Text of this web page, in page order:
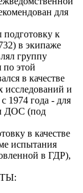
для
подготовку к
в экипаже
группу
по этой
в качестве
исследований и
1974 года - для
ДОС (под
в качестве
испытания
в ГДР),